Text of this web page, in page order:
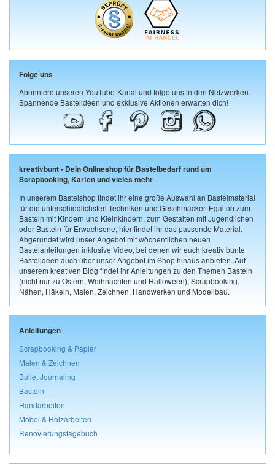
Folge uns
Abonniere unseren YouTube-Kanal und folge uns in den Netzwerken.
Spannende Bastelideen und exklusive Aktionen erwarten dich!
kreativbunt - Dein Onlineshop für Bastelbedarf rund um
Scrapbooking, Karten und vieles mehr
In unserem Bastelshop findet ihr eine große Auswahl an Bastelmaterial
für die unterschiedlichsten Techniken und Geschmäcker. Egal ob zum
Basteln mit Kindern und Kleinkindern, zum Gestalten mit Jugendlichen
oder Basteln für Erwachsene, hier findet ihr das passende Material.
Abgerundet wird unser Angebot mit wöchentlichen neuen
Bastelanleitungen inklusive Video, bei denen wir euch kreativ bunte
Bastelideen auch über unser Angebot im Shop hinaus anbieten. Auf
unserem kreativen Blog findet ihr Anleitungen zu den Themen Basteln
(nicht nur zu Ostern, Weihnachten und Halloween), Scrapbooking,
Nähen, Häkeln, Malen, Zeichnen, Handwerken und Modellbau.
Anleitungen
Scrapbooking & Papier
Malen & Zeichnen
Bullet Journaling
Basteln
Handarbeiten
Möbel & Holzarbeiten
Renovierungstagebuch